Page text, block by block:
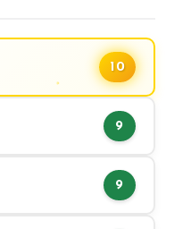
10
9
9